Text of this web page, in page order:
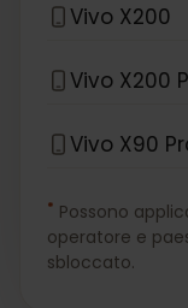
Vivo X200
Vivo X200
Vivo X90
* Possono
operatore e
sbloccato.